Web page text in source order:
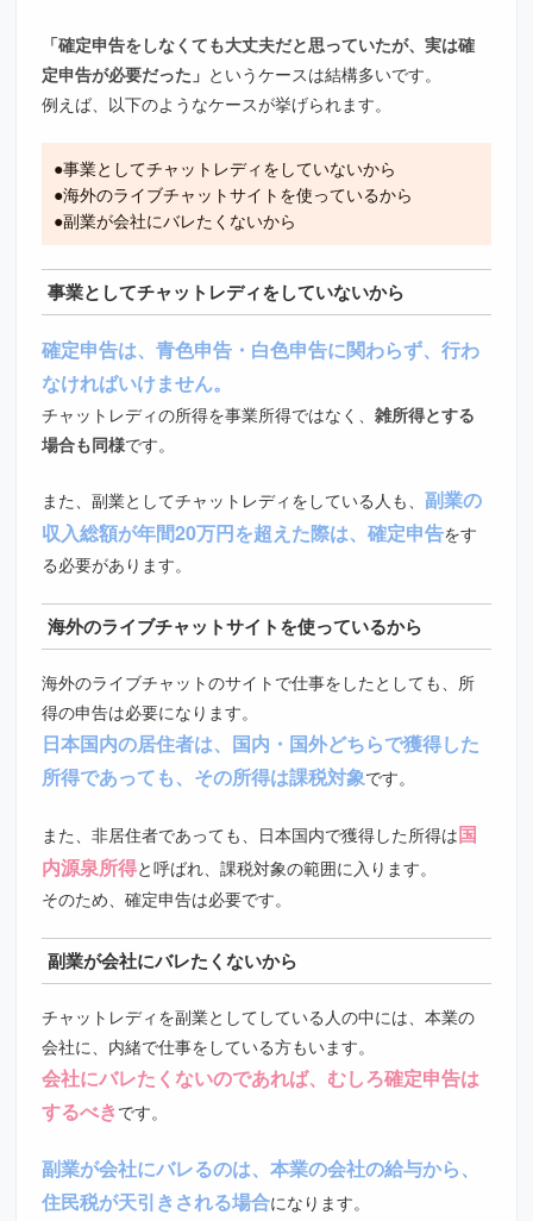
「確定申告をしなくても大丈夫だと思っていたが、実は確
定申告が必要だった」 というケースは結構多いです。
例えば、以下のようなケースが挙げられます。
●事業としてチャットレディをしていないから
●海外のライブチャットサイトを使っているから
●副業が会社にバレたくないから
事業としてチャットレディをしていないから
確定申告は、青色申告・白色申告に関わらず、行わ
なければいけません。
チャットレディの所得を事業所得ではなく、雑所得とする
場合も同様です。
また、副業としてチャットレディをしている人も、副業の
収入総額が年間20万円を超えた際は、確定申告をす
る必要があります。
海外のライブチャットサイトを使っているから
海外のライブチャットのサイトで仕事をしたとしても、所
得の申告は必要になります。
日本国内の居住者は、国内・国外どちらで獲得した
所得であっても、その所得は課税対象です。
また、非居住者であっても、日本国内で獲得した所得は国
内源泉所得と呼ばれ、課税対象の範囲に入ります。
そのため、確定申告は必要です。
副業が会社にバレたくないから
チャットレディを副業としてしている人の中には、本業の
会社に、内緒で仕事をしている方もいます。
会社にバレたくないのであれば、むしろ確定申告は
するべき です。
副業が会社にバレるのは、本業の会社の給与から、
住民税が天引きされる場合になります。